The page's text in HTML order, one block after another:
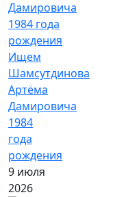
Ищем
Шамсутдинова
Артёма
Дамировича
1984
года
рождения
9 июля
2026